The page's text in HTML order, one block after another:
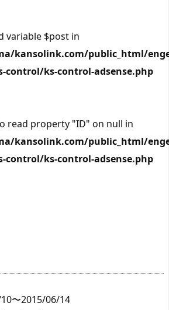
variable $post in
kansolink.com/public_html/
ks-control-adsense.php
read property "ID" on null in
kansolink.com/public_html/
ks-control-adsense.php
〜2015/06/14